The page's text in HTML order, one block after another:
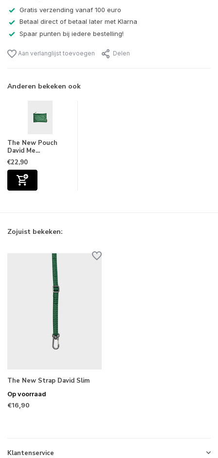
Gratis verzending vanaf 100 euro
Betaal direct of betaal later met Klarna
Spaar punten bij iedere bestelling!
Aan verlanglijst toevoegen Delen
Anderen bekeken ook
The New Pouch
David Me...
€22,90
Zojuist bekeken:
The New Strap David Slim
Op voorraad
€16,90
Klantenservice